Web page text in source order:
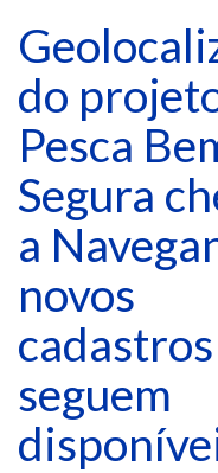
do
Pesca
Segura
a
novos
cadastros
seguem